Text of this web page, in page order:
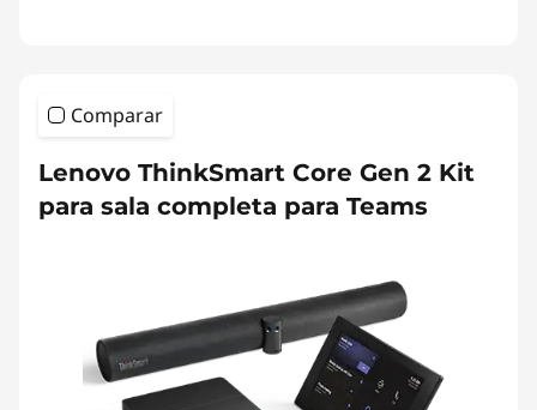
Comparar
Lenovo ThinkSmart Core Gen 2 Kit
para sala completa para Teams